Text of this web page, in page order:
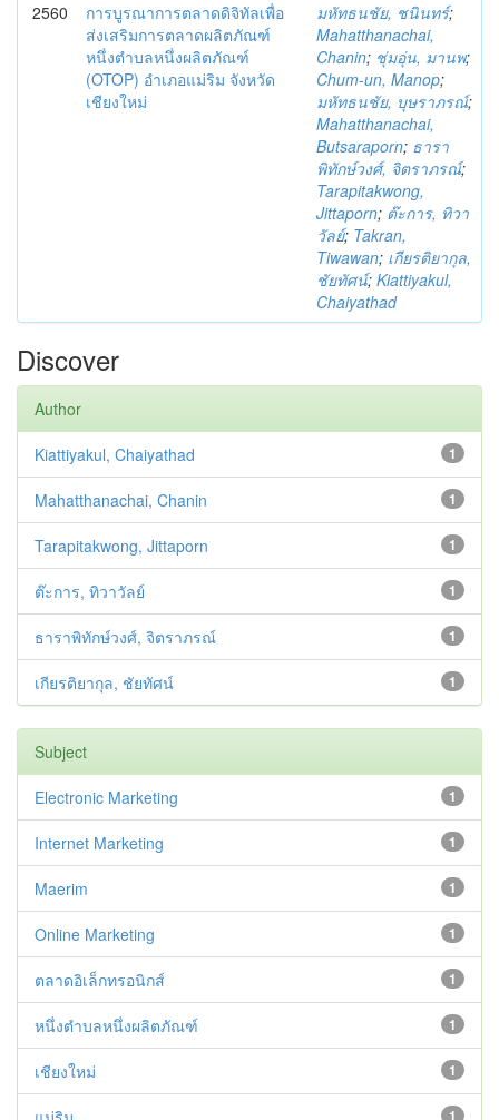
2560
การบูรณาการตลาดดิจิทัลเพื่อ
ส่งเสริมการตลาดผลิตภัณฑ์
หนึ่งตำบลหนึ่งผลิตภัณฑ์
(OTOP) อำเภอแม่ริม จังหวัด
เชียงใหม่
มหัทธนชัย, ชนินทร์;
Mahatthanachai,
Chanin; ชุ่มอุ่น, มานพ;
Chum-un, Manop;
มหัทธนชัย, บุษราภรณ์;
Mahatthanachai,
Butsaraporn; ธารา
พิทักษ์วงศ์, จิตราภรณ์;
Tarapitakwong,
Jittaporn; ต๊ะการ, ทิวา
วัลย์; Takran,
Tiwawan; เกียรติยากุล,
ชัยทัศน์; Kiattiyakul,
Chaiyathad
Discover
Author
1
Kiattiyakul, Chaiyathad
1
Mahatthanachai, Chanin
1
Tarapitakwong, Jittaporn
1
ต๊ะการ, ทิวาวัลย์
1
ธาราพิทักษ์วงศ์, จิตราภรณ์
1
เกียรติยากุล, ชัยทัศน์
Subject
1
Electronic Marketing
1
Internet Marketing
1
Maerim
1
Online Marketing
1
ตลาดอิเล็กทรอนิกส์
1
หนึ่งตำบลหนึ่งผลิตภัณฑ์
1
เชียงใหม่
1